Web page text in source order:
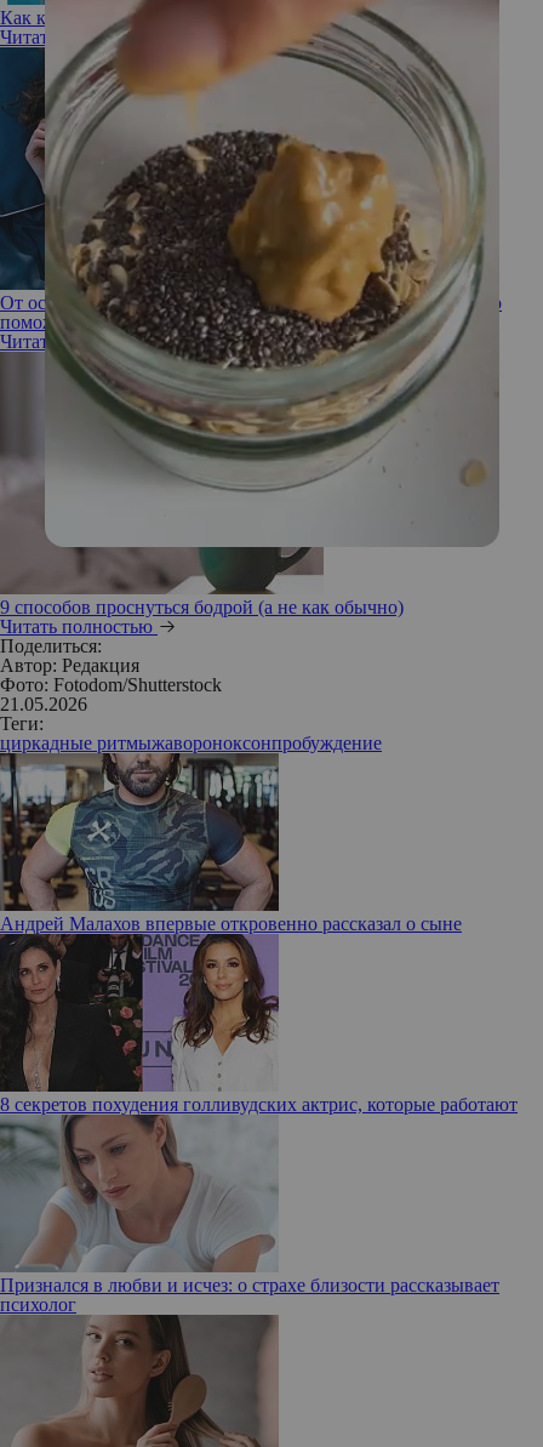
Как комфортно сосуществовать «жаворонку» и «сове»?
Читать полностью
От особого ужина до правильных складок на простыни: что
поможет высыпаться по ночам
Читать полностью
9 способов проснуться бодрой (а не как обычно)
Читать полностью
Поделиться:
Автор: Редакция
Фото: Fotodom/Shutterstock
21.05.2026
Теги:
циркадные ритмыжавороноксонпробуждение
Андрей Малахов впервые откровенно рассказал о сыне
8 секретов похудения голливудских актрис, которые работают
Признался в любви и исчез: о страхе близости рассказывает
психолог